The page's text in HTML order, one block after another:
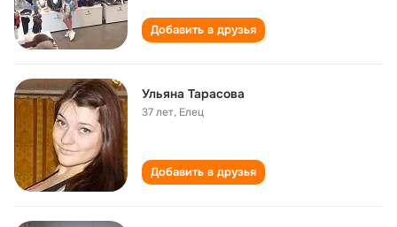
Добавить в друзья
Ульяна Тарасова
37 лет, Елец
Добавить в друзья